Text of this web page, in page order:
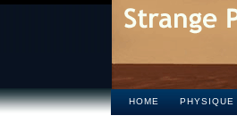
HOME PHYSIQUE